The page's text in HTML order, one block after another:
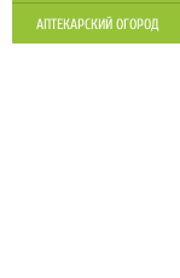
АПТЕКАРСКИЙ ОГОРОД